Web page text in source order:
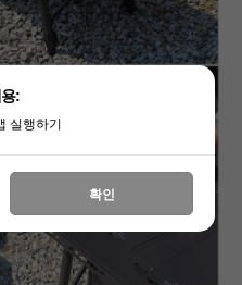
:
실행하기
확인